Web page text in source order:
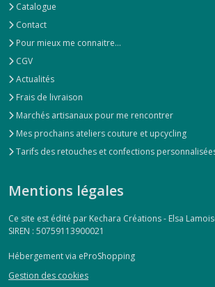
Catalogue
Contact
Pour mieux me connaitre...
CGV
Actualités
Frais de livraison
Marchés artisanaux pour me rencontrer
Mes prochains ateliers couture et upcycling
Tarifs des retouches et confections
Mentions légales
Ce site est édité par Kechara Créations - Elsa
SIREN : 50759113900021
Hébergement via eProShopping
Gestion des cookies